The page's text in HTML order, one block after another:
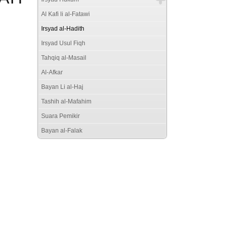
Al Kafi li al-Fatawi
Irsyad al-Hadith
Irsyad Usul Fiqh
Tahqiq al-Masail
Al-Afkar
Bayan Li al-Haj
Tashih al-Mafahim
Suara Pemikir
Bayan al-Falak